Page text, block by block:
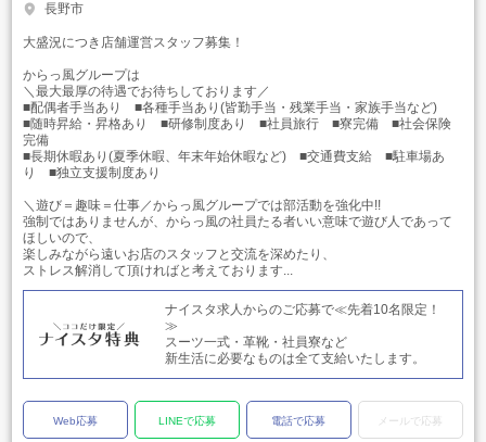
長野市
大盛況につき店舗運営スタッフ募集！
からっ風グループは
＼最大最厚の待遇でお待ちしております／
■配偶者手当あり ■各種手当あり(皆勤手当・残業手当・家族手当など)
■随時昇給・昇格あり ■研修制度あり ■社員旅行 ■寮完備 ■社会保険
完備
■長期休暇あり(夏季休暇、年末年始休暇など) ■交通費支給 ■駐車場あ
り ■独立支援制度あり
＼遊び＝趣味＝仕事／からっ風グループでは部活動を強化中!!
強制ではありませんが、からっ風の社員たる者いい意味で遊び人であって
ほしいので、
楽しみながら遠いお店のスタッフと交流を深めたり、
ストレス解消して頂ければと考えております...
ナイスタ求人からのご応募で≪先着10名限定！
≫
スーツ一式・革靴・社員寮など
新生活に必要なものは全て支給いたします。
Web応募 LINEで応募 電話で応募 メールで応募